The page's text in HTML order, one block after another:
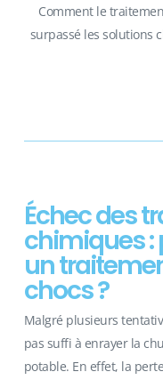
Comment le
surpassé les solutions
Échec des
chimiques :
un
chocs ?
Malgré plusieurs
pas suffi à enrayer la
potable. En effet, la